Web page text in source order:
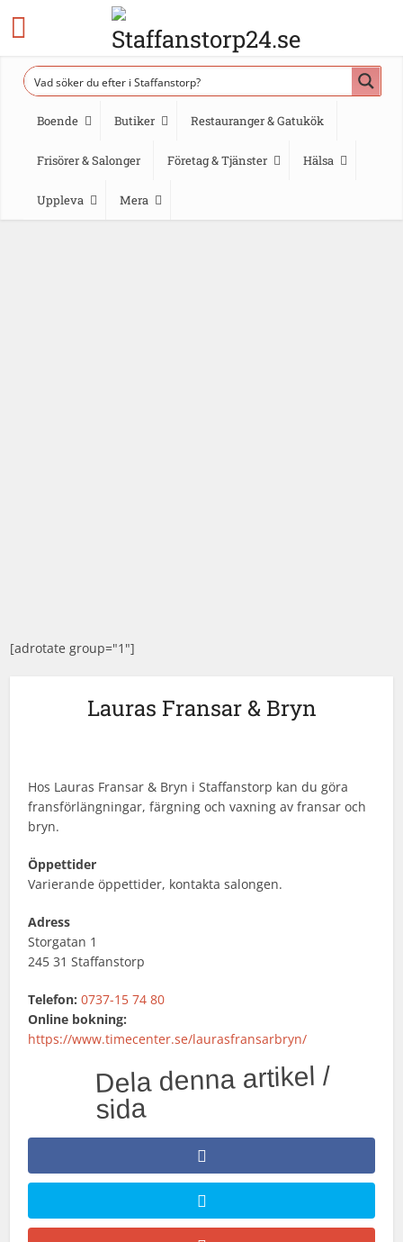
Boende Butiker Restauranger & Gatukök
Frisörer & Salonger Företag & Tjänster Hälsa
Uppleva Mera
[adrotate group="1"]
Lauras Fransar & Bryn
Hos Lauras Fransar & Bryn i Staffanstorp kan du göra
fransförlängningar, färgning och vaxning av fransar och
bryn.
Öppettider
Varierande öppettider, kontakta salongen.
Adress
Storgatan 1
245 31 Staffanstorp
Telefon: 0737-15 74 80
Online bokning:
https://www.timecenter.se/laurasfransarbryn/
Dela denna artikel /
sida